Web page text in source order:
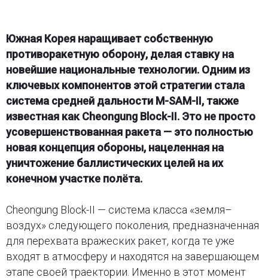
Южная Корея наращивает собственную
противоракетную оборону, делая ставку на
новейшие национальные технологии. Одним из
ключевых компонентов этой стратегии стала
система средней дальности M-SAM-II, также
известная как Cheongung Block-II. Это не просто
усовершенствованная ракета — это полностью
новая концепция обороны, нацеленная на
уничтожение баллистических целей на их
конечном участке полёта.
Cheongung Block-II — система класса «земля–
воздух» следующего поколения, предназначенная
для перехвата вражеских ракет, когда те уже
входят в атмосферу и находятся на завершающем
этапе своей траектории. Именно в этот момент